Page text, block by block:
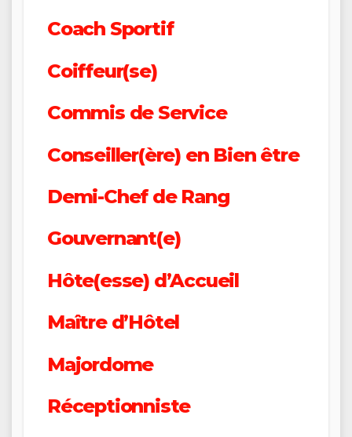
Coach Sportif
Coiffeur(se)
Commis de Service
Conseiller(ère) en Bien être
Demi-Chef de Rang
Gouvernant(e)
Hôte(esse) d’Accueil
Maître d’Hôtel
Majordome
Réceptionniste